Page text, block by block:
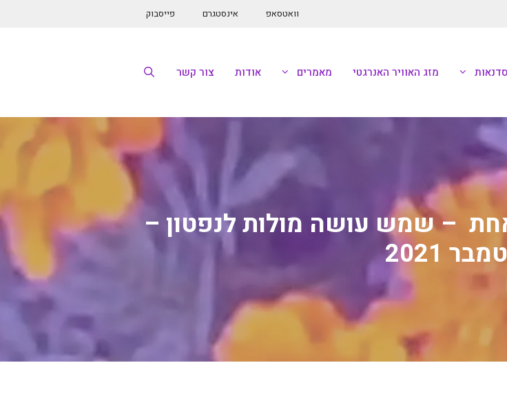
פייסבוק אינסטגרם וואטסאפ
מזג האוויר האנרגטי מאמרים אודות צור קשר
– שמש עושה מולות לנפטון –
2021